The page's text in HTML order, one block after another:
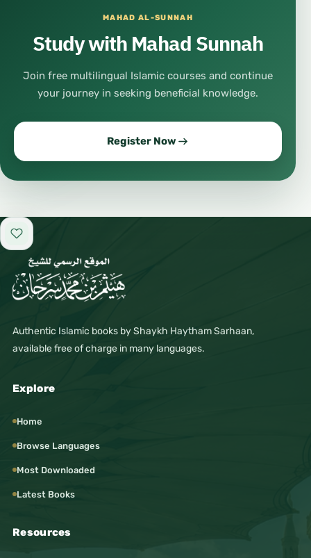
MAHAD AL-SUNNAH
Study with Mahad Sunnah
Join free multilingual Islamic courses and continue
your journey in seeking beneficial knowledge.
Register Now
Add to favorites
Authentic Islamic books by Shaykh Haytham Sarhaan,
available free of charge in many languages.
Explore
Home
Browse Languages
Most Downloaded
Latest Books
Resources